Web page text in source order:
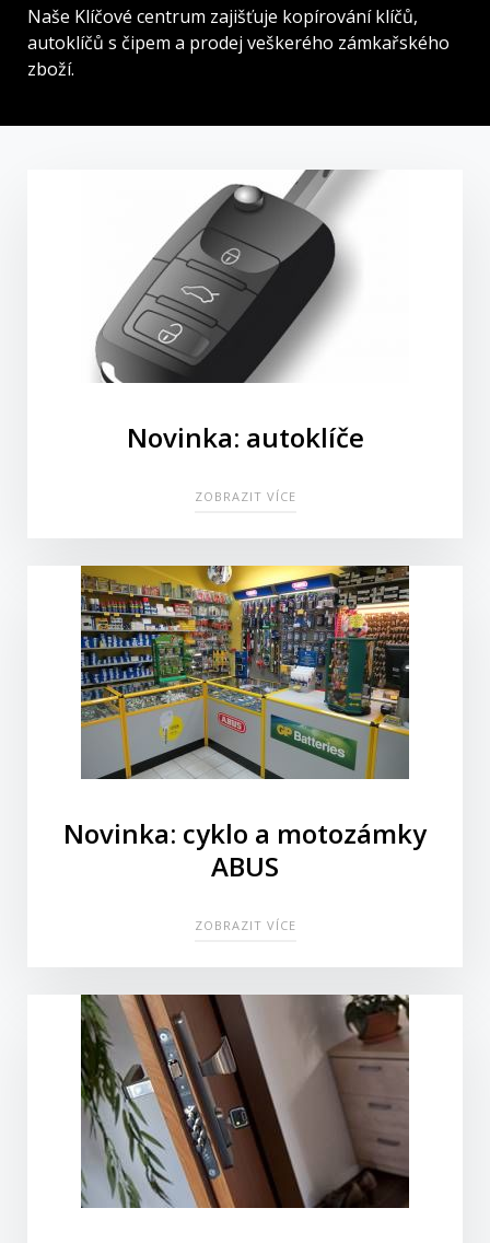
Naše Klíčové centrum zajišťuje kopírování klíčů,
autoklíčů s čipem a prodej veškerého zámkařského
zboží.
Novinka: autoklíče
ZOBRAZIT VÍCE
Novinka: cyklo a motozámky
ABUS
ZOBRAZIT VÍCE